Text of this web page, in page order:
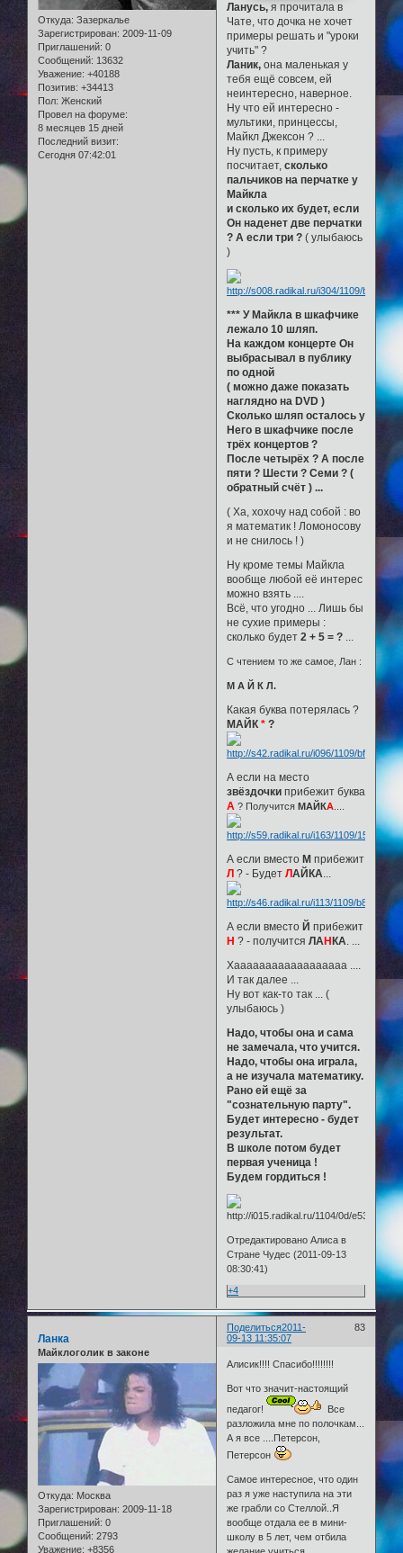
Откуда: Зазеркалье
Зарегистрирован: 2009-11-09
Приглашений: 0
Сообщений: 13632
Уважение: +40188
Позитив: +34413
Пол: Женский
Провел на форуме:
8 месяцев 15 дней
Последний визит:
Сегодня 07:42:01
Ланусь,я прочитала в
Чате, что дочка не хочет
примеры решать и "уроки
учить" ?
Ланик, она маленькая у
тебя ещё совсем, ей
неинтересно, наверное.
Ну что ей интересно -
мультики, принцессы,
Майкл Джексон ? ...
Ну пусть, к примеру
посчитает, сколько
пальчиков на перчатке у
Майкла
и сколько их будет, если
Он наденет две перчатки
? А если три ? ( улыбаюсь
)
*** У Майкла в шкафчике
лежало 10 шляп.
На каждом концерте Он
выбрасывал в публику
по одной
( можно даже показать
наглядно на DVD )
Сколько шляп осталось у
Него в шкафчике после
трёх концертов ?
После четырёх ? А после
пяти ? Шести ? Семи ? (
обратный счёт ) ...
( Ха, хохочу над собой : во
я математик ! Ломоносову
и не снилось ! )
Ну кроме темы Майкла
вообще любой её интерес
можно взять ....
Всё, что угодно ... Лишь бы
не сухие примеры :
сколько будет2 + 5 = ? ...
С чтением то же самое, Лан :
М А Й К Л.
Какая буква потерялась ?
МАЙК * ?
А если на место
звёздочки прибежит буква
А ? ПолучитсяМАЙКА
А если вместо Мприбежит
Л ? - БудетЛАЙКА...
А если вместо Йприбежит
Н ? - получитсяЛАН КА. ...
Хаааааааааааааааааа ....
И так далее ...
Ну вот как-то так ... (
улыбаюсь )
Надо, чтобы она и сама
не замечала, что учится.
Надо, чтобы она играла,
а не изучала математику.
Рано ей ещё за
"сознательную парту".
Будет интересно - будет
результат.
В школе потом будет
первая ученица !
Будем гордиться !
Отредактировано Алиса в
Стране Чудес (2011-09-13
08:30:41)
+4
Поделиться 83
2011-
09-13 11:35:07
Ланка
Майклоголик в законе
Откуда: Москва
Зарегистрирован: 2009-11-18
Приглашений: 0
Сообщений: 2793
Уважение: +8356
Алисик!!!! Спасибо!!!!!!!!
Вот что значит-настоящий
педагог!
Все
разложила мне по полочкам...
А я все ....Петерсон,
Петерсон
Самое интересное, что один
раз я уже наступила на эти
же грабли со Стеллой..Я
вообще отдала ее в мини-
школу в 5 лет, чем отбила